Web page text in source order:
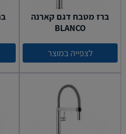
ברז מטבח דגם קארנה
BLANCO
לצפייה במוצר